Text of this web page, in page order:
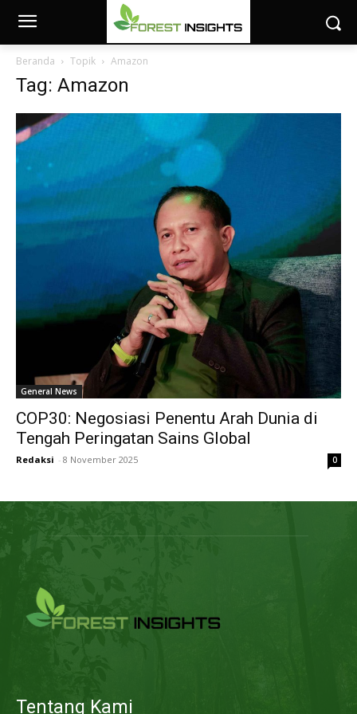
Beranda Topik Amazon
Tag: Amazon
General News
COP30: Negosiasi Penentu Arah Dunia di
Tengah Peringatan Sains Global
Redaksi - 8 November 2025 0
Tentang Kami